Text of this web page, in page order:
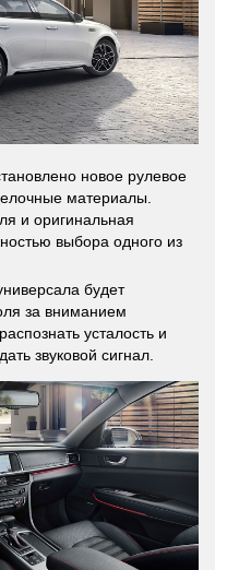
новое рулевое
материалы.
и оригинальная
выбора одного из
будет
за вниманием
усталость и
звуковой сигнал.